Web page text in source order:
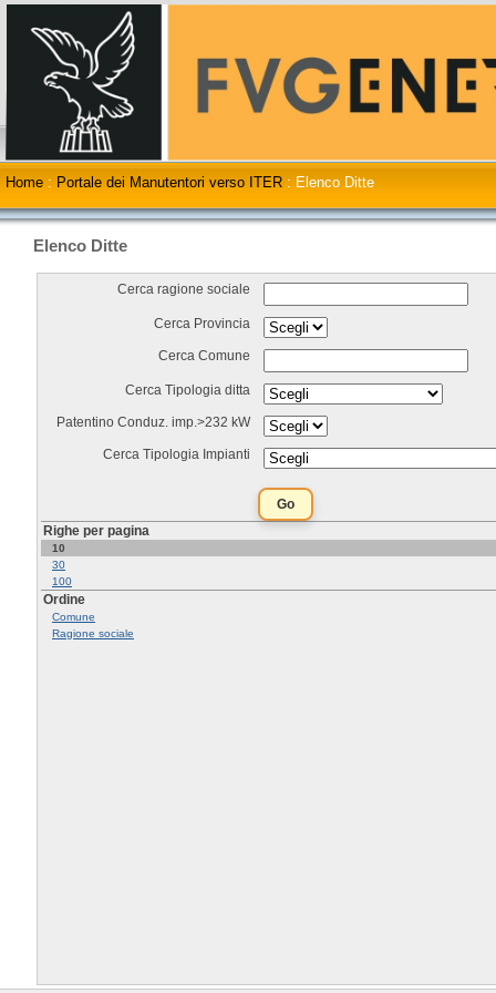
Home : Portale dei Manutentori verso ITER : Elenco Ditte
Elenco Ditte
Cerca ragione sociale
Cerca Provincia
Cerca Comune
Cerca Tipologia ditta
Patentino Conduz. imp.>232 kW
Cerca Tipologia Impianti
Righe per pagina
10
30
100
Ordine
Comune
Ragione sociale